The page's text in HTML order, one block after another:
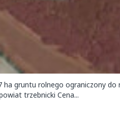
gruntu rolnego ograniczony do
trzebnicki Cena...